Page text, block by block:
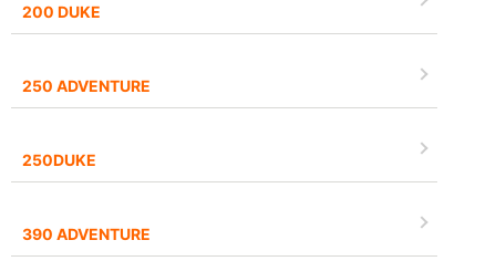
200 DUKE
250 ADVENTURE
250DUKE
390 ADVENTURE